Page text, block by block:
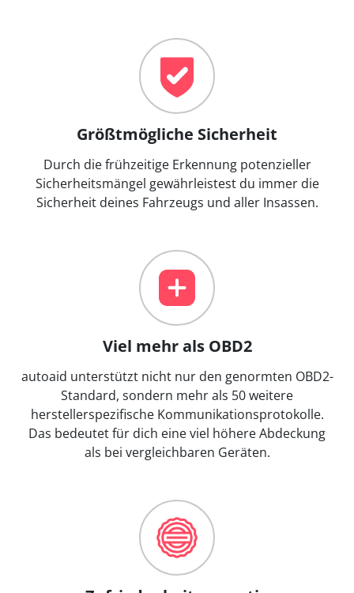
Größtmögliche Sicherheit
Durch die frühzeitige Erkennung potenzieller
Sicherheitsmängel gewährleistest du immer die
Sicherheit deines Fahrzeugs und aller Insassen.
Viel mehr als OBD2
autoaid unterstützt nicht nur den genormten OBD2-
Standard, sondern mehr als 50 weitere
herstellerspezifische Kommunikationsprotokolle.
Das bedeutet für dich eine viel höhere Abdeckung
als bei vergleichbaren Geräten.